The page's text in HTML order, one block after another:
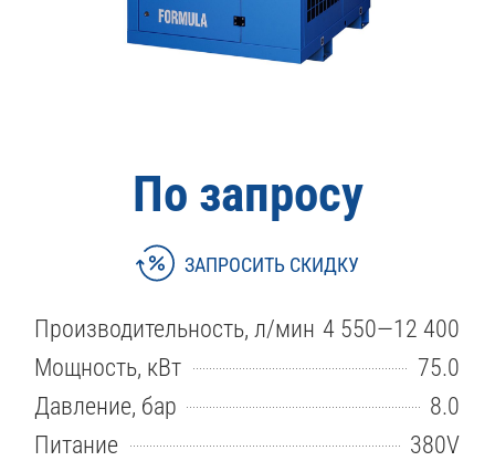
По запросу
ЗАПРОСИТЬ СКИДКУ
Производительность, л/мин 4 550—12 400
Мощность, кВт
75.0
Давление, бар
8.0
Питание
380V